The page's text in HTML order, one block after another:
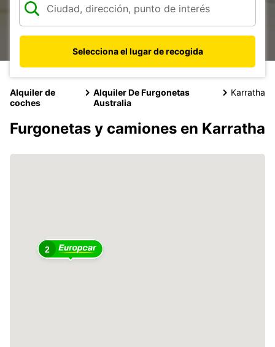
Selecciona el lugar de recogida
Alquiler de
coches
Alquiler De Furgonetas
Australia
Karratha
Furgonetas y camiones en Karratha
2